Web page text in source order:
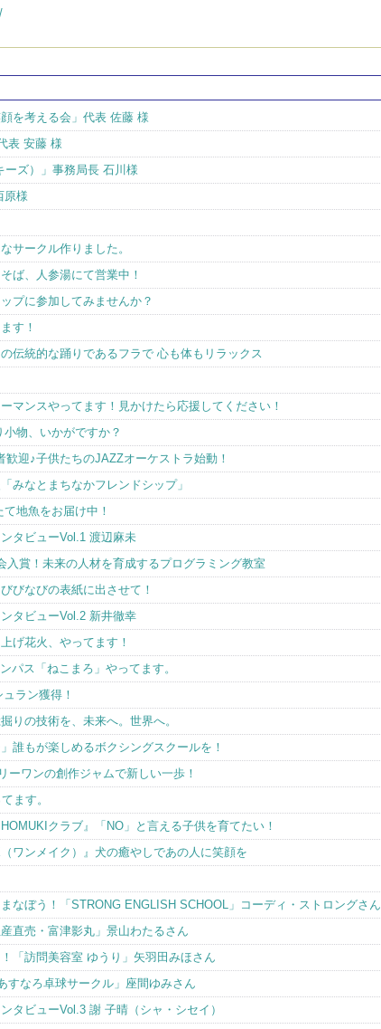
を考える会」代表 佐藤 様
表 安藤 様
ーズ）」事務局長 石川様
原様
サークル作りました。
ば、人参湯にて営業中！
プに参加してみませんか？
す！
伝統的な踊りであるフラで 心も体もリラックス
マンスやってます！見かけたら応援してください！
小物、いかがですか？
歓迎♪子供たちのJAZZオーケストラ始動！
みなとまちなかフレンドシップ」
地魚をお届け中！
タビューVol.1 渡辺麻未
入賞！未来の人材を育成するプログラミング教室
びなびの表紙に出させて！
タビューVol.2 新井徹幸
げ花火、やってます！
パス「ねこまろ」やってます。
ラン獲得！
りの技術を、未来へ。世界へ。
誰もが楽しめるボクシングスクールを！
ーワンの創作ジャムで新しい一歩！
ます。
クラブ』「NO」と言える子供を育てたい！
ワンメイク）』犬の癒やしであの人に笑顔を
なぼう！「STRONG ENGLISH SCHOOL」コーディ・ストロングさん
直売・富津影丸」景山わたるさん
「訪問美容室 ゆうり」矢羽田みほさん
すなろ卓球サークル」座間ゆみさん
タビューVol.3 謝 子晴（シャ・シセイ）